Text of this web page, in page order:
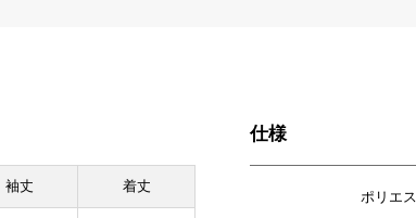
袖丈 着丈
仕様
ポリエ